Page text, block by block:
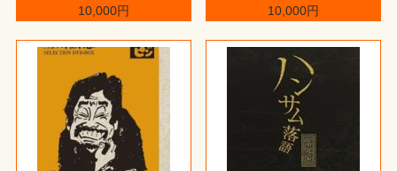
10,000円
10,000円